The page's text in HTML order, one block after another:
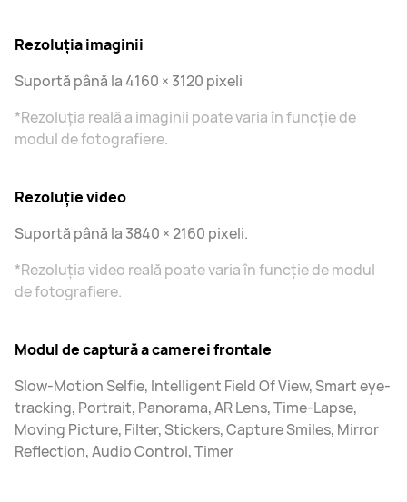
Rezoluția imaginii
Suportă până la 4160 × 3120 pixeli
*Rezoluția reală a imaginii poate varia în funcție de
modul de fotografiere.
Rezoluție video
Suportă până la 3840 × 2160 pixeli.
*Rezoluția video reală poate varia în funcție de modul
de fotografiere.
Modul de captură a camerei frontale
Slow-Motion Selfie, Intelligent Field Of View, Smart eye-
tracking, Portrait, Panorama, AR Lens, Time-Lapse,
Moving Picture, Filter, Stickers, Capture Smiles, Mirror
Reflection, Audio Control, Timer